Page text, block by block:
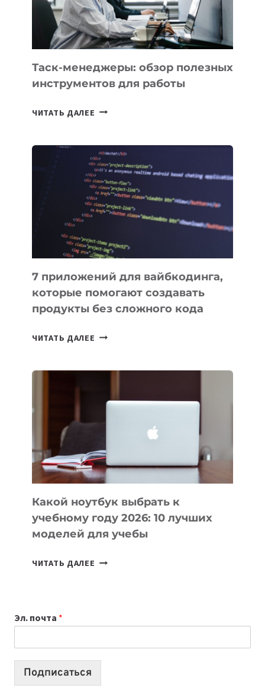
ИНТЕЛЛЕКТУ
Таск-менеджеры: обзор полезных
инструментов для работы
ЧИТАТЬ ДАЛЕЕ ТАСК-
ПОЛЕЗНЫХ
ИНСТРУМЕНТОВ
ДЛЯ
РАБОТЫ
7 приложений для вайбкодинга,
которые помогают создавать
продукты без сложного кода
ЧИТАТЬ ДАЛЕЕ 7
ПОМОГАЮТ
СОЗДАВАТЬ
БЕЗ
СЛОЖНОГО
КОДА
Какой ноутбук выбрать к
учебному году 2026: 10 лучших
моделей для учебы
ЧИТАТЬ ДАЛЕЕ КАКОЙ
2026:
10
Эл. почта *
Подписаться